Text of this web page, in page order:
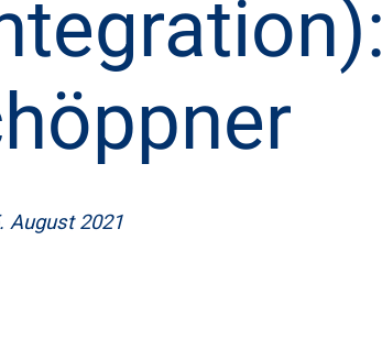
August 2021